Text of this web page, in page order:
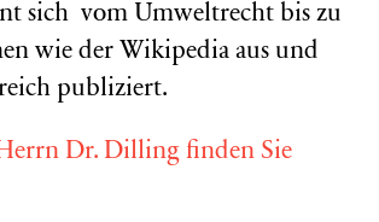
sich vom Umweltrecht bis zu
wie der Wikipedia aus und
publiziert.
Dr. Dilling finden Sie